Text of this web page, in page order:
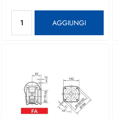
AGGIUNGI